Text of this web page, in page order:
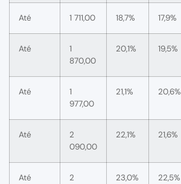
Até 1 711,00 18,7% 17,9%
Até
1
870,00
20,1% 19,5%
Até
1
977,00
21,1% 20,6%
Até
2
090,00
22,1% 21,6%
Até
2
23,0% 22,5%